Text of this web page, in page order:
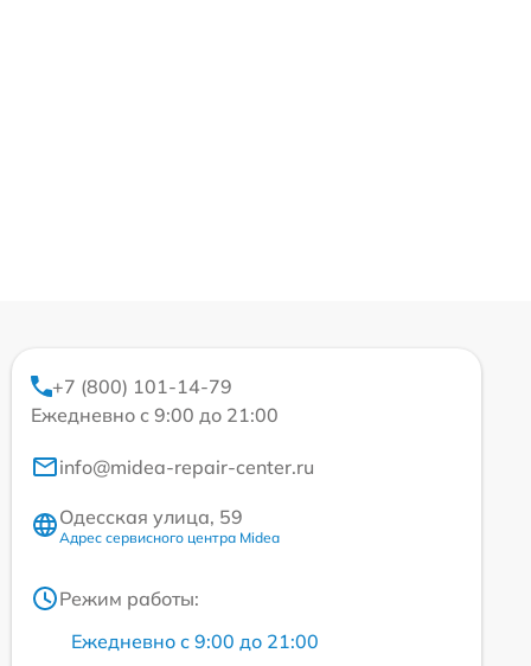
+7 (800) 101-14-79
Ежедневно с 9:00 до 21:00
info@midea-repair-center.ru
Одесская улица, 59
Адрес сервисного центра Midea
Режим работы:
Ежедневно с 9:00 до 21:00